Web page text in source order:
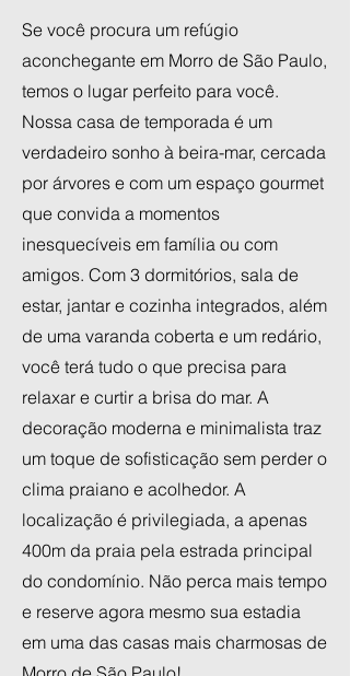
Se você procura um refúgio
aconchegante em Morro de São Paulo,
temos o lugar perfeito para você.
Nossa casa de temporada é um
verdadeiro sonho à beira-mar, cercada
por árvores e com um espaço gourmet
que convida a momentos
inesquecíveis em família ou com
amigos. Com 3 dormitórios, sala de
estar, jantar e cozinha integrados, além
de uma varanda coberta e um redário,
você terá tudo o que precisa para
relaxar e curtir a brisa do mar. A
decoração moderna e minimalista traz
um toque de sofisticação sem perder o
clima praiano e acolhedor. A
localização é privilegiada, a apenas
400m da praia pela estrada principal
do condomínio. Não perca mais tempo
e reserve agora mesmo sua estadia
em uma das casas mais charmosas de